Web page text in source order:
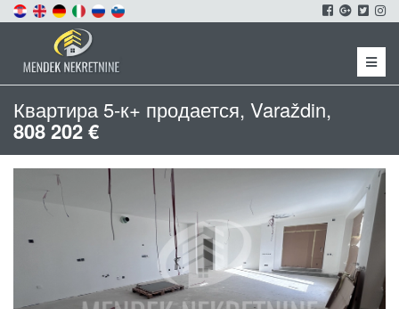
Menu
Квартира 5-к+ продается, Varaždin,
808 202 €